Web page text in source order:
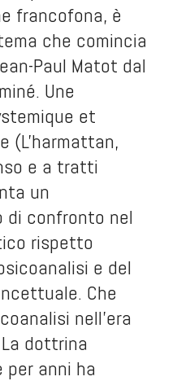
francofona, è
che comincia
Paul Matot dal
Une
et
(L'harmattan,
e a tratti
un
di confronto nel
rispetto
e del
Che
nell’era
dottrina
per anni ha